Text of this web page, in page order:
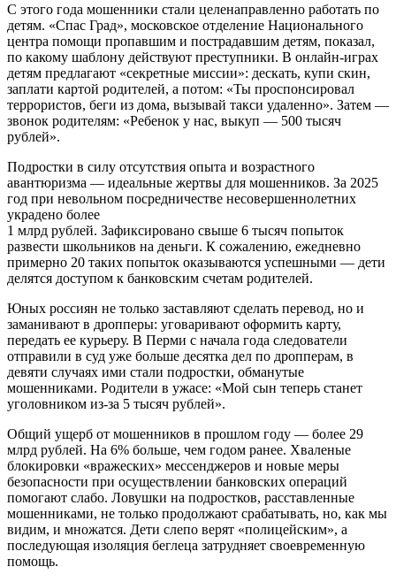
С этого года мошенники стали целенаправленно работать по
детям. «Спас Град», московское отделение Национального
центра помощи пропавшим и пострадавшим детям, показал,
по какому шаб­лону действуют преступники. В онлайн-играх
детям предлагают «секретные миссии»: дескать, купи скин,
заплати картой родителей, а потом: «Ты проспонсировал
террористов, беги из дома, вызывай такси удаленно». Затем —
звонок родителям: «Ребенок у нас, выкуп — 500 тысяч
рублей».
Подростки в силу отсутствия опыта и возрастного
авантюризма — идеальные жертвы для мошенников. За 2025
год при невольном посредничестве несовершеннолетних
украдено более
1 млрд рублей. Зафиксировано свыше 6 тысяч попыток
развести школьников на деньги. К сожалению, ежедневно
примерно 20 таких попыток оказываются успешными — дети
делятся доступом к банковским счетам родителей.
Юных россиян не только заставляют сделать перевод, но и
заманивают в дропперы: уговаривают оформить карту,
передать ее курьеру. В Перми с начала года следователи
отправили в суд уже больше десятка дел по дропперам, в
девяти случаях ими стали подростки, обманутые
мошенниками. Родители в ужасе: «Мой сын теперь станет
уголовником из-за 5 тысяч рублей».
Общий ущерб от мошенников в прошлом году — более 29
млрд рублей. На 6% больше, чем годом ранее. Хваленые
блокировки «вражеских» мессенджеров и новые меры
безопасности при осуществлении банковских операций
помогают слабо. Ловушки на подростков, расставленные
мошенниками, не только продолжают срабатывать, но, как мы
видим, и множатся. Дети слепо верят «полицейским», а
последующая изоляция беглеца затрудняет своевременную
помощь.